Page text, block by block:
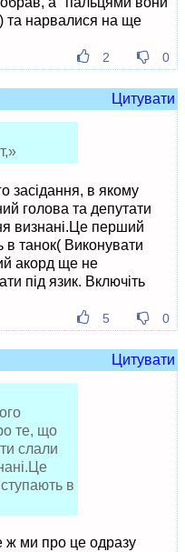
та нарвалися на ще
2 0
Цитувати
засідання, в якому
голова та депутати
визнані.Це перший
в танок( Виконувати
акорд ще не
під язик. Включіть
5 0
Цитувати
те, що
слали
в
ж ми про це одразу